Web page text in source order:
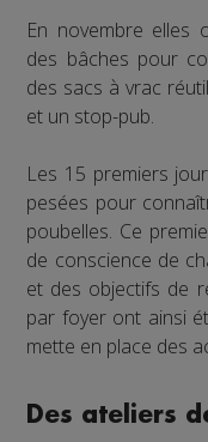
En novembre elles
des bâches pour
des sacs à vrac
et un stop-pub.
Les 15 premiers
pesées pour
poubelles. Ce
de conscience de
et des objectifs de
par foyer ont ainsi
mette en place des
Des ateliers